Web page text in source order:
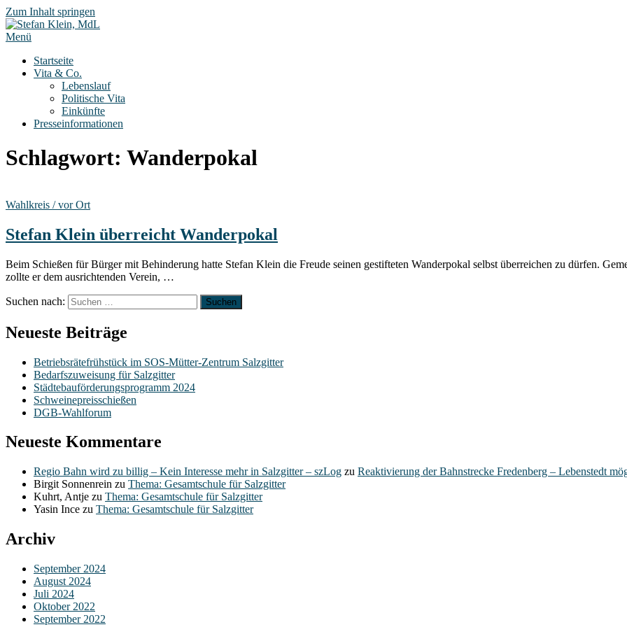
Zum Inhalt springen
Menü
Startseite
Vita & Co.
Lebenslauf
Politische Vita
Einkünfte
Presseinformationen
Schlagwort: Wanderpokal
Wahlkreis / vor Ort
Stefan Klein überreicht Wanderpokal
Beim Schießen für Bürger mit Behinderung hatte Stefan Klein die Freude seinen gestifteten Wanderpokal selbst überreichen zu dürfen.
zollte er dem ausrichtenden Verein, …
Suchen nach:
Neueste Beiträge
Betriebsrätefrühstück im SOS-Mütter-Zentrum Salzgitter
Bedarfszuweisung für Salzgitter
Städtebauförderungsprogramm 2024
Schweinepreisschießen
DGB-Wahlforum
Neueste Kommentare
Regio Bahn wird zu billig – Kein Interesse mehr in Salzgitter – szLog zu Reaktivierung der Bahnstrecke Fredenberg – Lebenstedt
Birgit Sonnenrein zu Thema: Gesamtschule für Salzgitter
Kuhrt, Antje zu Thema: Gesamtschule für Salzgitter
Yasin Ince zu Thema: Gesamtschule für Salzgitter
Archiv
September 2024
August 2024
Juli 2024
Oktober 2022
September 2022